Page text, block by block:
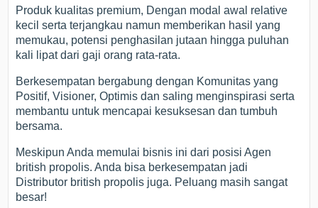
Produk kualitas premium, Dengan modal awal relative
kecil serta terjangkau namun memberikan hasil yang
memukau, potensi penghasilan jutaan hingga puluhan
kali lipat dari gaji orang rata-rata.
Berkesempatan bergabung dengan Komunitas yang
Positif, Visioner, Optimis dan saling menginspirasi serta
membantu untuk mencapai kesuksesan dan tumbuh
bersama.
Meskipun Anda memulai bisnis ini dari posisi Agen
british propolis. Anda bisa berkesempatan jadi
Distributor british propolis juga. Peluang masih sangat
besar!